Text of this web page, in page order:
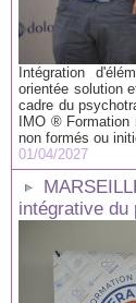
Intégration
orientée solution
cadre du
IMO ®
non formés ou
01/04/2027
intégrative du